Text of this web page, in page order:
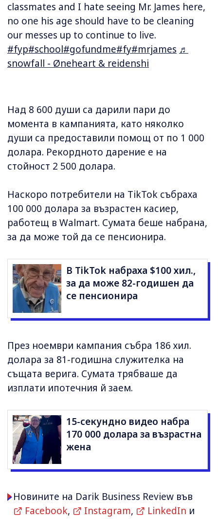
classmates and I hate seeing Mr. James here,
no one his age should have to be cleaning
our messes up to continue to live.
#fyp#school#gofundme#fy#mrjames ♬
snowfall - Øneheart & reidenshi
Над 8 600 души са дарили пари до
момента в кампанията, като няколко
души са предоставили помощ от по 1 000
долара. Рекордното дарение е на
стойност 2 500 долара.
Наскоро потребители на TikTok събраха
100 000 долара за възрастен касиер,
работещ в Walmart. Сумата беше набрана,
за да може той да се пенсионира.
В TikTok набраха $100 хил.,
за да може 82-годишен да
се пенсионира
През ноември кампания събра 186 хил.
долара за 81-годишна служителка на
същата верига. Сумата трябваше да
изплати ипотечния й заем.
15-секундно видео набра
170 000 долара за възрастна
жена
Новините на Darik Business Review във
Facebook, Instagram, LinkedIn и